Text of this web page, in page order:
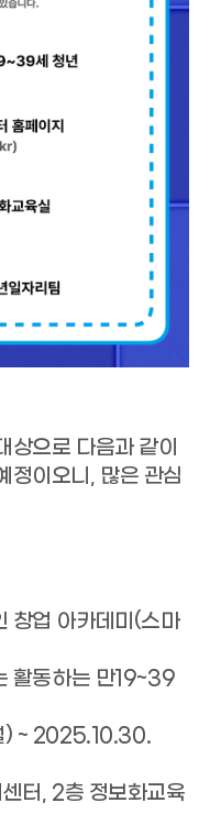
상으로 다음과 같이
정이오니, 많은 관심
창업 아카데미(스마
활동하는 만19~39
) ~ 2025.10.30.
터, 2층 정보화교육